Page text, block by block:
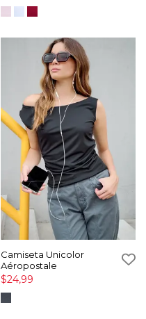
Camiseta Unicolor
Aéropostale
$24,99